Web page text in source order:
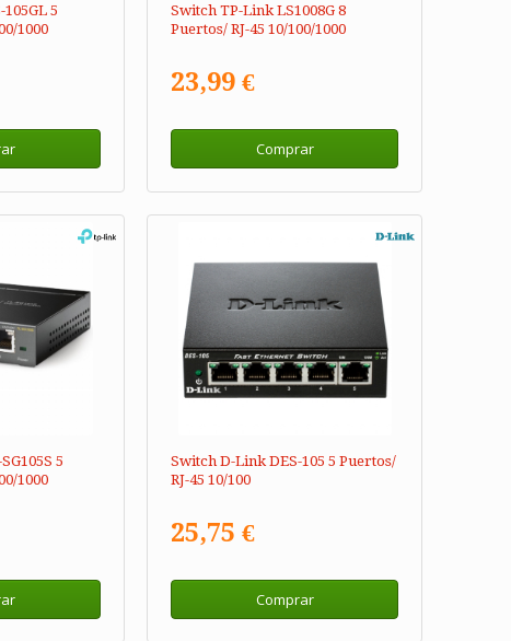
5
1000
Switch TP-Link LS1008G 8
Puertos/ RJ-45 10/100/1000
23,99 €
Comprar
5
1000
Switch D-Link DES-105 5 Puertos/
RJ-45 10/100
25,75 €
Comprar